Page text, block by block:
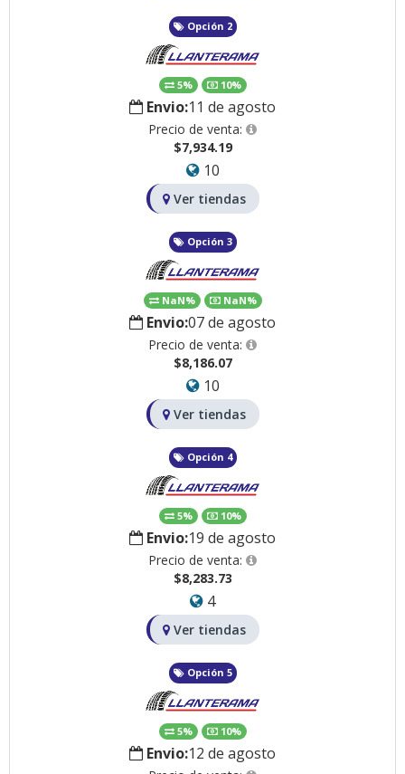
Opción 2
5% 10%
Envio:11 de agosto
Precio de venta:
$7,934.19
10
Ver tiendas
Opción 3
NaN% NaN%
Envio:07 de agosto
Precio de venta:
$8,186.07
10
Ver tiendas
Opción 4
5% 10%
Envio:19 de agosto
Precio de venta:
$8,283.73
4
Ver tiendas
Opción 5
5% 10%
Envio:12 de agosto